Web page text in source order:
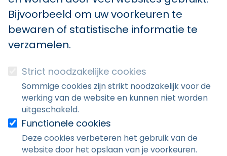
Bijvoorbeeld om uw voorkeuren te
bewaren of statistische informatie te
verzamelen.
Strict noodzakelijke cookies
Sommige cookies zijn strikt noodzakelijk voor de
werking van de website en kunnen niet worden
uitgeschakeld.
Functionele cookies
Deze cookies verbeteren het gebruik van de
website door het opslaan van je voorkeuren.